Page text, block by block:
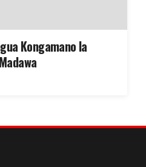
Kongamano la